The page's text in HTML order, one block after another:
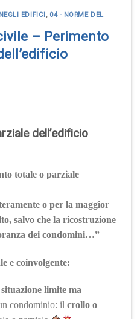
EDIFICI, 04 - NORME DEL
– Perimento
dell’edificio
totale o parziale
o per la maggior
salvo che la ricostruzione
dei condomini…”
e coinvolgente:
situazione limite ma
condominio: il crollo o